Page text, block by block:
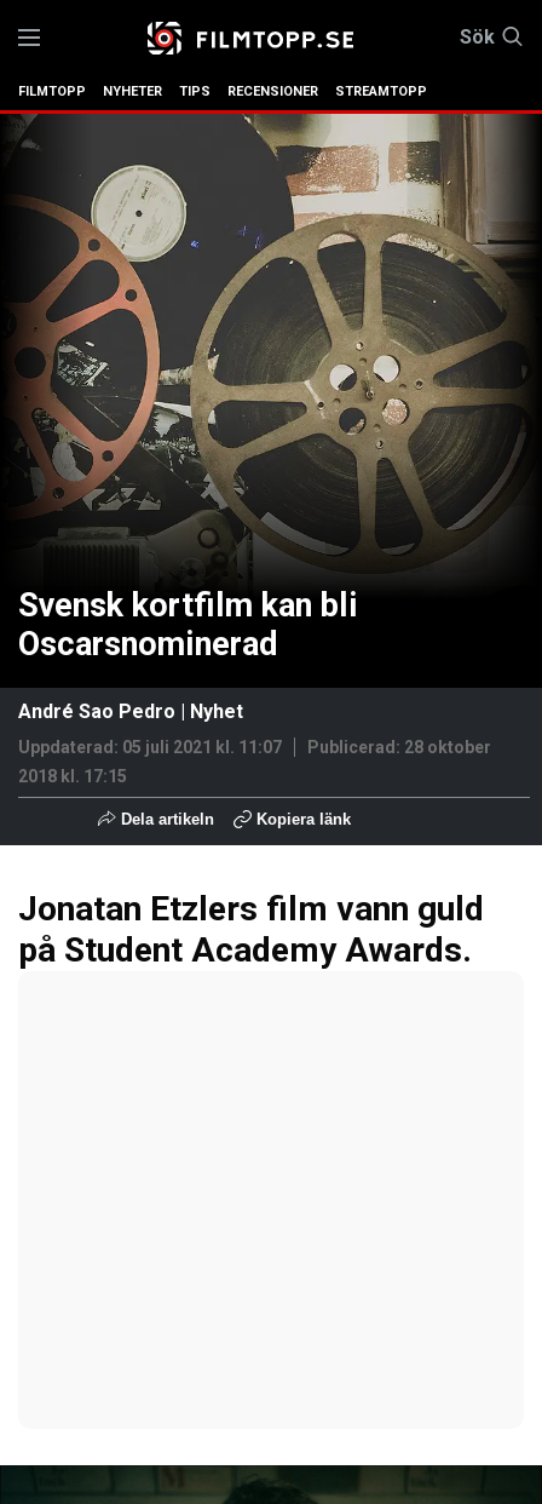
Sök
FILMTOPP NYHETER TIPS RECENSIONER STREAMTOPP
Svensk kortfilm kan bli
Oscarsnominerad
André Sao Pedro | Nyhet
Uppdaterad: 05 juli 2021 kl. 11:07 Publicerad: 28 oktober
2018 kl. 17:15
Dela artikeln Kopiera länk
Jonatan Etzlers film vann guld
på Student Academy Awards.